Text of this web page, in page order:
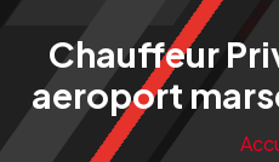
Chauffeur
aeroport